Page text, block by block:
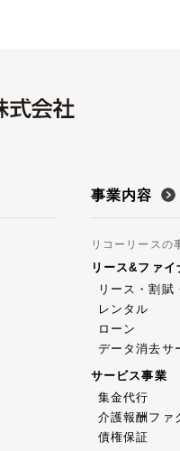
事業内容
リコーリースの
リース&ファ
リース・割賦
レンタル
ローン
データ消去サ
サービス事業
集金代行
介護報酬ファ
債権保証